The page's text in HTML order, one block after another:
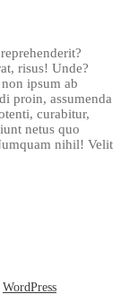
risus! Unde?
ipsum ab
proin, assumenda
curabitur,
netus quo
nihil! Velit
WordPress